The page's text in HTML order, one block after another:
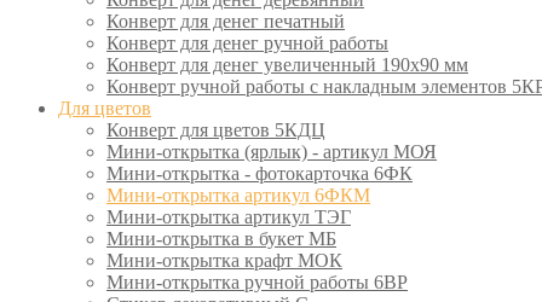
Конверт для денег печатный
Конверт для денег ручной работы
Конверт для денег увеличенный 190х90 мм
Конверт ручной работы с накладным элементов
Для цветов
Конверт для цветов 5КДЦ
Мини-открытка (ярлык) - артикул МОЯ
Мини-открытка - фотокарточка 6ФК
Мини-открытка артикул 6ФКМ
Мини-открытка артикул ТЭГ
Мини-открытка в букет МБ
Мини-открытка крафт МОК
Мини-открытка ручной работы 6ВР